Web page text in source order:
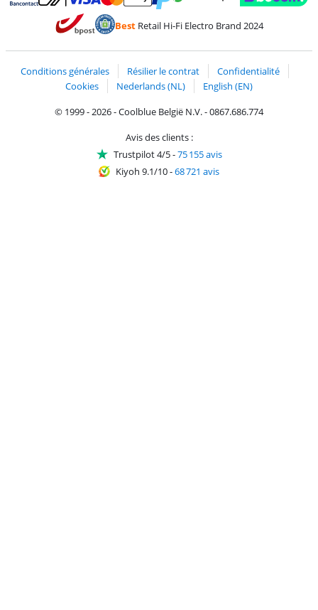
Payer avec Bancontact
Payer avec MasterCard et Visa via ClickToPay
Payer avec PayPal
BestRetail Hi-Fi Electro Brand 2024
Conditions générales Résilier le contrat
Confidentialité
Cookies
Nederlands (NL)
English (EN)
© 1999 - 2026 - Coolblue België N.V. - 0867.686.774
Avis des clients :
Trustpilot 4/5-75 155 avis
Kiyoh 9.1/10-68 721 avis